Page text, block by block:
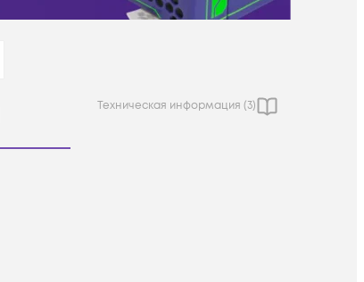
Техническая информация (3)